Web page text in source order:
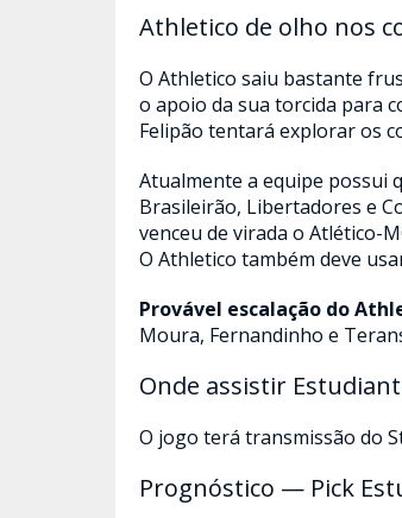
Athletico de olho nos
O Athletico saiu bastante
o apoio da sua torcida para
Felipão tentará explorar os
Atualmente a equipe possui
Brasileirão, Libertadores e
venceu de virada o Atlético-
O Athletico também deve
Provável escalação do
Moura, Fernandinho e
Onde assistir
O jogo terá transmissão do
Prognóstico — Pick